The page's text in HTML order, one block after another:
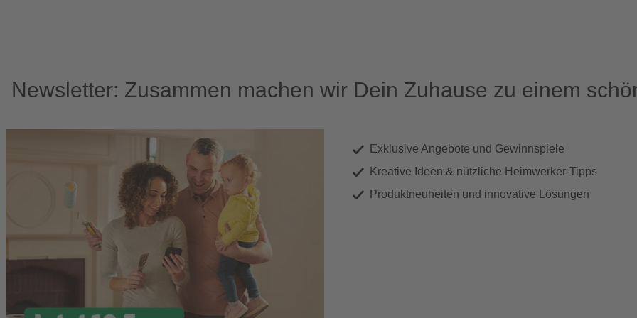
Newsletter: Zusammen machen wir Dein Zuhause zu einem
Exklusive Angebote und Gewinnspiele
Kreative Ideen & nützliche Heimwerker-Tipps
Produktneuheiten und innovative Lösungen